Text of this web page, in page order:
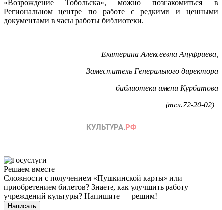
«Возрождение Тобольска», можно познакомиться в
Региональном центре по работе с редкими и ценными
документами в часы работы библиотеки.
Екатерина Алексеевна Ануфриева,
Заместитель Генерального директора
библиотеки имени Курбатова
(тел.72-20-02)
Решаем вместе
Сложности с получением «Пушкинской карты» или
приобретением билетов? Знаете, как улучшить работу
учреждений культуры? Напишите — решим!
Написать